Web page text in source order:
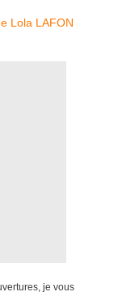
je vous